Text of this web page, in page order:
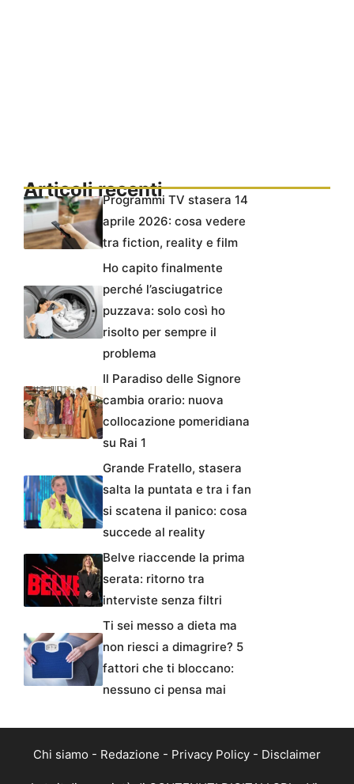
Articoli recentiProgrammi TV stasera 14
aprile 2026: cosa vedere
tra fiction, reality e film
Ho capito finalmente
perché l’asciugatrice
puzzava: solo così ho
risolto per sempre il
problema
Il Paradiso delle Signore
cambia orario: nuova
collocazione pomeridiana
su Rai 1
Grande Fratello, stasera
salta la puntata e tra i fan
si scatena il panico: cosa
succede al reality
Belve riaccende la prima
serata: ritorno tra
interviste senza filtri
Ti sei messo a dieta ma
non riesci a dimagrire? 5
fattori che ti bloccano:
nessuno ci pensa mai
Chi siamo - Redazione - Privacy Policy - Disclaimer